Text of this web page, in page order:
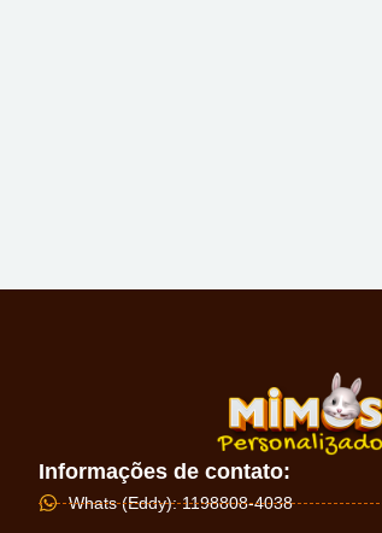
Informações de contato:
Whats (Eddy): 1198808-4038